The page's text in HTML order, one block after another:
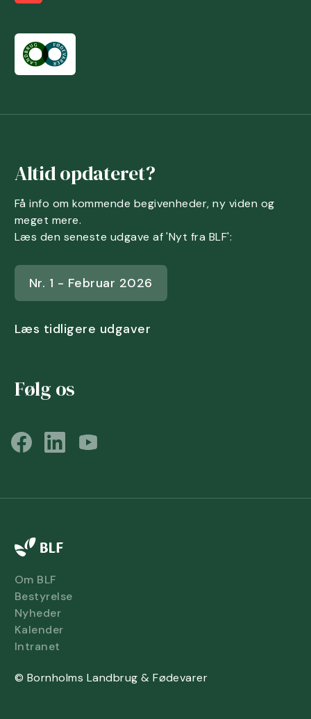
Altid opdateret?
Få info om kommende begivenheder, ny viden og
meget mere.
Læs den seneste udgave af 'Nyt fra BLF':
Nr. 1 - Februar 2026
Læs tidligere udgaver
Følg os
Om BLF
Bestyrelse
Nyheder
Kalender
Intranet
© Bornholms Landbrug & Fødevarer